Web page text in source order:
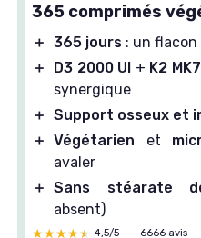
365 comprimés
＋ 365 jours : un flacon
＋
D3 2000 UI + K2
synergique
＋ Support osseux et
＋ Végétarien et
avaler
＋ Sans stéarate
absent)
★★★★★
★★★★★ 4,5/5 — 6666 avis